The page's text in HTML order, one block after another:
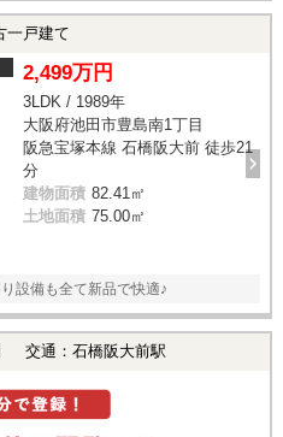
一戸建て
2,499万円
3LDK / 1989年
大阪府池田市豊島南1丁目
阪急宝塚本線 石橋阪大前 徒歩21
分
建物面積 82.41㎡
土地面積 75.00㎡
設備も全て新品で快適♪
交通：石橋阪大前駅